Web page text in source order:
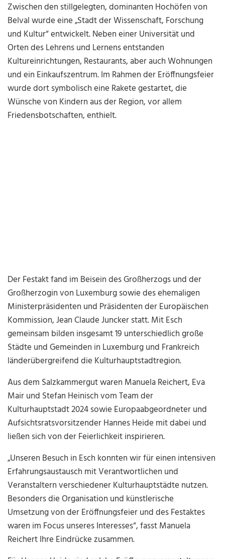
Zwischen den stillgelegten, dominanten Hochöfen von
Belval wurde eine „Stadt der Wissenschaft, Forschung
und Kultur“ entwickelt. Neben einer Universität und
Orten des Lehrens und Lernens entstanden
Kultureinrichtungen, Restaurants, aber auch Wohnungen
und ein Einkaufszentrum. Im Rahmen der Eröffnungsfeier
wurde dort symbolisch eine Rakete gestartet, die
Wünsche von Kindern aus der Region, vor allem
Friedensbotschaften, enthielt.
Der Festakt fand im Beisein des Großherzogs und der
Großherzogin von Luxemburg sowie des ehemaligen
Ministerpräsidenten und Präsidenten der Europäischen
Kommission, Jean Claude Juncker statt. Mit Esch
gemeinsam bilden insgesamt 19 unterschiedlich große
Städte und Gemeinden in Luxemburg und Frankreich
länderübergreifend die Kulturhauptstadtregion.
Aus dem Salzkammergut waren Manuela Reichert, Eva
Mair und Stefan Heinisch vom Team der
Kulturhauptstadt 2024 sowie Europaabgeordneter und
Aufsichtsratsvorsitzender Hannes Heide mit dabei und
ließen sich von der Feierlichkeit inspirieren.
„Unseren Besuch in Esch konnten wir für einen intensiven
Erfahrungsaustausch mit Verantwortlichen und
Veranstaltern verschiedener Kulturhauptstädte nutzen.
Besonders die Organisation und künstlerische
Umsetzung von der Eröffnungsfeier und des Festaktes
waren im Focus unseres Interesses“, fasst Manuela
Reichert Ihre Eindrücke zusammen.